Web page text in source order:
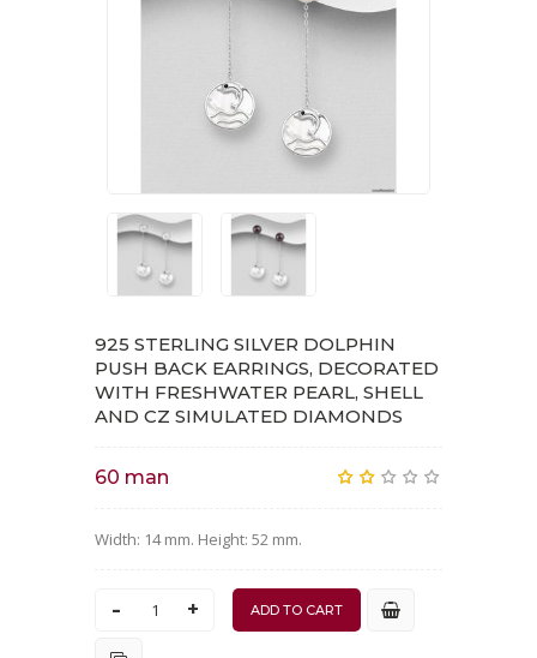
925 STERLING SILVER DOLPHIN
PUSH BACK EARRINGS, DECORATED
WITH FRESHWATER PEARL, SHELL
AND CZ SIMULATED DIAMONDS
60 man
Width: 14 mm. Height: 52 mm.
- +